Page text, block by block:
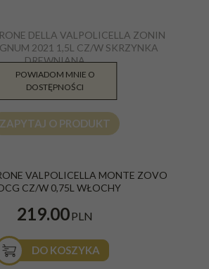
DELLA VALPOLICELLA ZONIN
2021 1,5L CZ/W SKRZYNKA
DREWNIANA
549.99PLN
ZAPYTAJ O PRODUKT
POWIADOM MNIE O
DOSTĘPNOŚCI
VALPOLICELLA MONTE ZOVO
CZ/W 0,75L WŁOCHY
219.00PLN
DO KOSZYKA